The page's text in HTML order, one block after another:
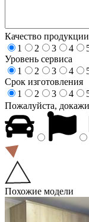
Качество продукции
1
2 3 4
Уровень сервиса
1
2 3 4
Срок изготовления
1
2 3 4
Пожалуйста,
Похожие модели